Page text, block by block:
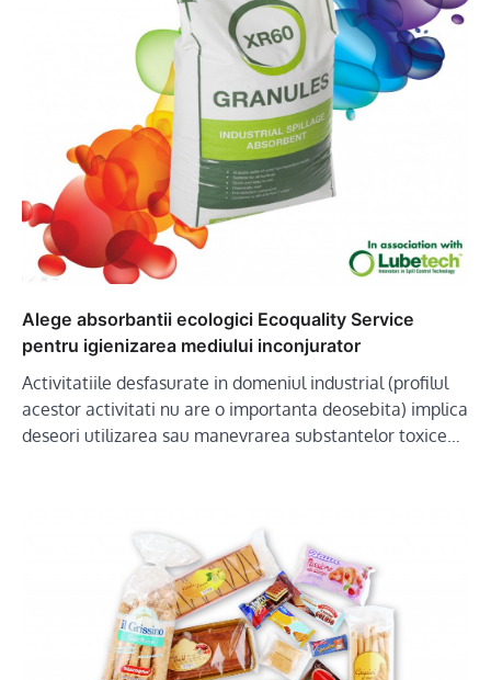
Alege absorbantii ecologici Ecoquality Service
pentru igienizarea mediului inconjurator
Activitatiile desfasurate in domeniul industrial (profilul
acestor activitati nu are o importanta deosebita) implica
deseori utilizarea sau manevrarea substantelor toxice…